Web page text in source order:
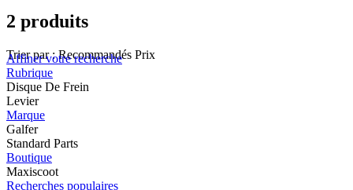
2 produits
Trier par : Recommandés Prix
Affiner votre recherche
Rubrique
Disque De Frein
Levier
Marque
Galfer
Standard Parts
Boutique
Maxiscoot
Recherches populaires